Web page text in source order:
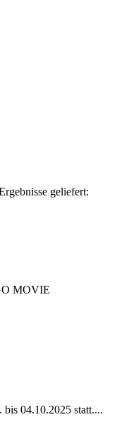
geliefert:
MOVIE
04.10.2025 statt....